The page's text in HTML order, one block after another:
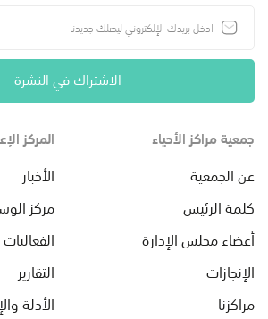
الاشتراك في النشرة
جمعية مراكز الأحياء
عن الجمعية
كلمة الرئيس
أعضاء مجلس الإدارة
الإنجازات
مراكزنا
المركز
الأخبار
مركز
الفعاليات
التقارير
الأدلة